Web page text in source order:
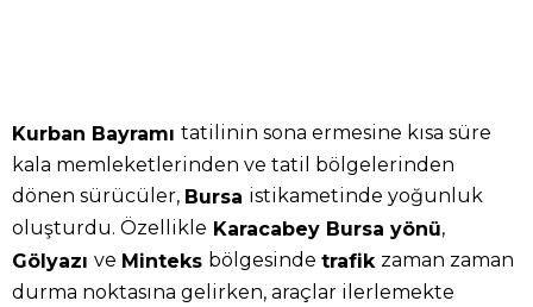
Kurban Bayramı tatilinin sona ermesine kısa süre
kala memleketlerinden ve tatil bölgelerinden
dönen sürücüler, Bursa istikametinde yoğunluk
oluşturdu. Özellikle Karacabey Bursa yönü,
Gölyazı ve Minteks bölgesinde trafik zaman zaman
durma noktasına gelirken, araçlar ilerlemekte